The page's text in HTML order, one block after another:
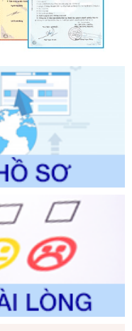
trình nội bộ, quy
trong lĩnh vực Du
của Sở Văn hóa, Thể
hành chính sửa
bộ, quy trình điện tử
vực biến đổi khí hậu
nghiệp và Môi
chính được sửa
bộ, quy trình điện tử
vực Luật sư thuộc
pháp